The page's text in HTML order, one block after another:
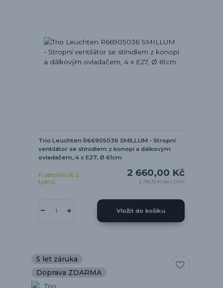
Trio Leuchten R66905036 SMILLUM - Stropní
ventilátor se stínidlem z konopí a dálkovým
ovladačem, 4 x E27, Ø 61cm
2 660,00 Kč
2 198,35 Kč bez DPH
K odeslání do 2
týdnů
Vložit do košíku
5 let záruka
Doprava ZDARMA